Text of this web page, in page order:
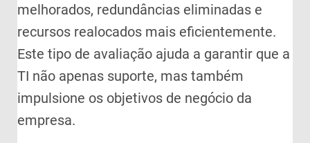
melhorados, redundâncias eliminadas e
recursos realocados mais eficientemente.
Este tipo de avaliação ajuda a garantir que a
TI não apenas suporte, mas também
impulsione os objetivos de negócio da
empresa.